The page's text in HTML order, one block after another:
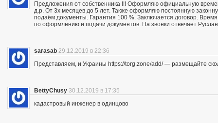
Предложения от собственника !!! Оформляю официальную
д.р. От 3х месяцев до 5 лет. Также оформляю постоянную
подаём документы. Гарантия 100 %. Заключается договор.
по оформлению и подачи документов. На звонки отвечает
sarasab 29.12.2019 в 22:36
Представляем, и Украины https://torg.zone/add/ — размещайте
BettyChusy 30.12.2019 в 17:35
кадастровый инженер в одинцово